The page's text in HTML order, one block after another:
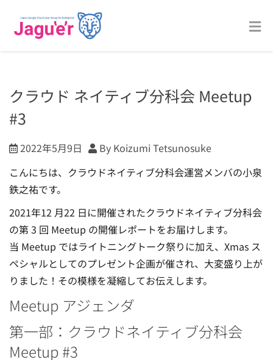
クラウド ネイティブ分科会 Meetup
#3
2022年5月9日
By Koizumi Tetsunosuke
こんにちは、クラウドネイティブ分科会運営メンバの小泉
鉄之祐です。
2021年12 月22 日に開催されたクラウドネイティブ分科会
の第 3 回 Meetup の開催レポートをお届けします。
当 Meetup ではライトニングトーク祭りに加え、Xmas ス
ペシャルとしてのプレゼント企画が催され、大変盛り上が
りました！その模様を凝縮してお伝えします。
Meetup アジェンダ
第一部：クラウドネイティブ分科会
Meetup #3